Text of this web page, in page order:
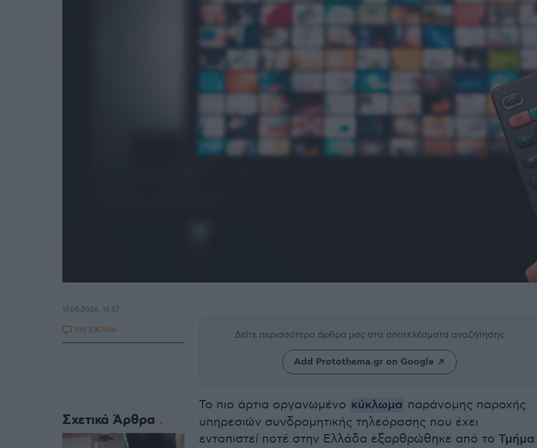
Δείτε περισσότερα άρθρα μας στα αποτελέσματα αναζήτησης
Add Protothema.gr on Google
Το πιο άρτια οργανωμένο κύκλωμα παράνομης παροχής
υπηρεσιών συνδρομητικής τηλεόρασης που έχει
εντοπιστεί ποτέ στην Ελλάδα εξαρθρώθηκε από το Τμήμα
17.06.2026, 16:57
105 ΣΧΟΛΙΑ
Σχετικά Άρθρα